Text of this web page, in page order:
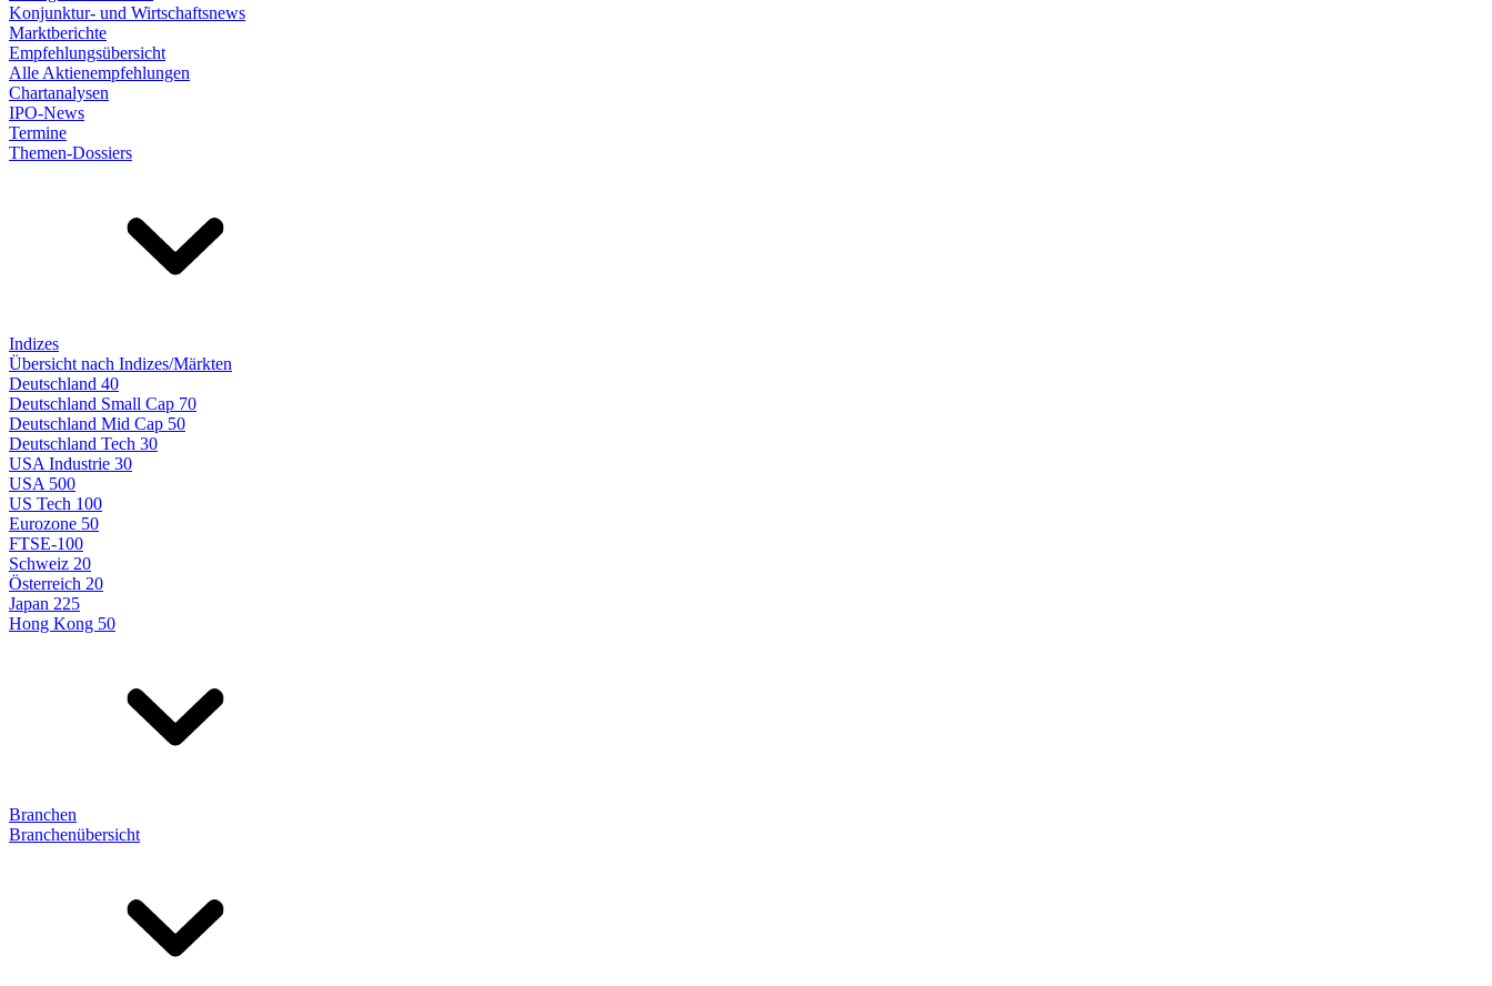
Konjunktur- und Wirtschaftsnews
Marktberichte
Empfehlungsübersicht
Alle Aktienempfehlungen
Chartanalysen
IPO-News
Termine
Themen-Dossiers
Indizes
Übersicht nach Indizes/Märkten
Deutschland 40
Deutschland Small Cap 70
Deutschland Mid Cap 50
Deutschland Tech 30
USA Industrie 30
USA 500
US Tech 100
Eurozone 50
FTSE-100
Schweiz 20
Österreich 20
Japan 225
Hong Kong 50
Branchen
Branchenübersicht